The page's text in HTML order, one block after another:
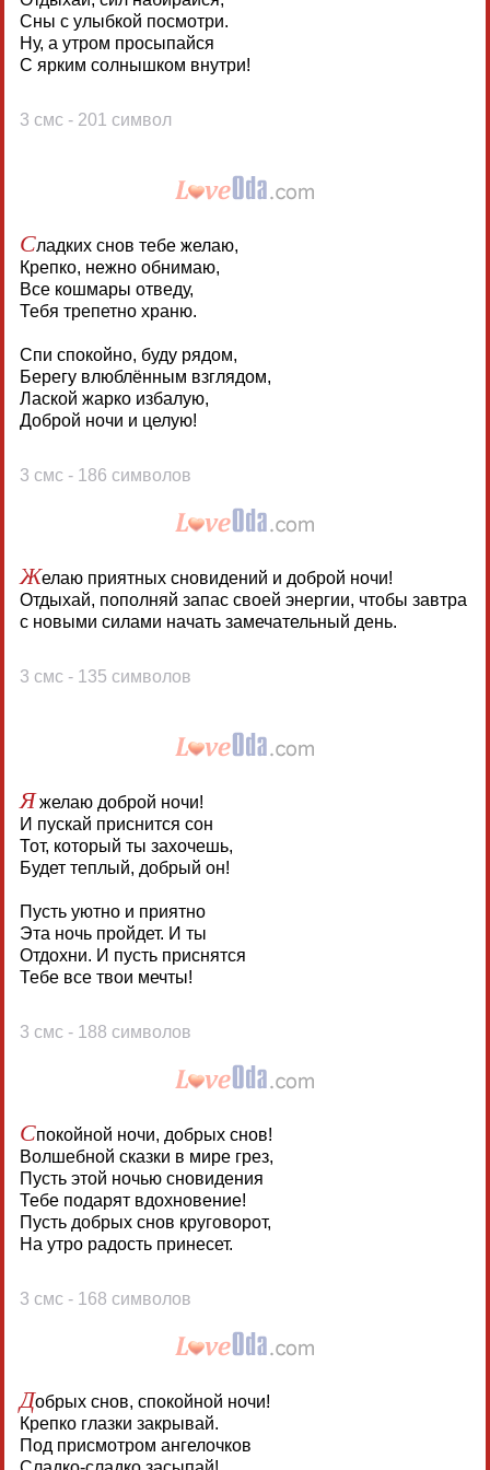
Сны с улыбкой посмотри.
Ну, а утром просыпайся
С ярким солнышком внутри!
3 смс - 201 символ
Сладких снов тебе желаю,
Крепко, нежно обнимаю,
Все кошмары отведу,
Тебя трепетно храню.
Спи спокойно, буду рядом,
Берегу влюблённым взглядом,
Лаской жарко избалую,
Доброй ночи и целую!
3 смс - 186 символов
Желаю приятных сновидений и доброй ночи!
Отдыхай, пополняй запас своей энергии, чтобы завтра
с новыми силами начать замечательный день.
3 смс - 135 символов
Яжелаю доброй ночи!
И пускай приснится сон
Тот, который ты захочешь,
Будет теплый, добрый он!
Пусть уютно и приятно
Эта ночь пройдет. И ты
Отдохни. И пусть приснятся
Тебе все твои мечты!
3 смс - 188 символов
Спокойной ночи, добрых снов!
Волшебной сказки в мире грез,
Пусть этой ночью сновидения
Тебе подарят вдохновение!
Пусть добрых снов круговорот,
На утро радость принесет.
3 смс - 168 символов
Добрых снов, спокойной ночи!
Крепко глазки закрывай.
Под присмотром ангелочков